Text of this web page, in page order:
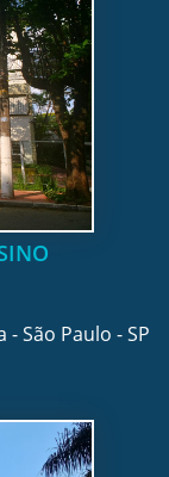
São Paulo - SP